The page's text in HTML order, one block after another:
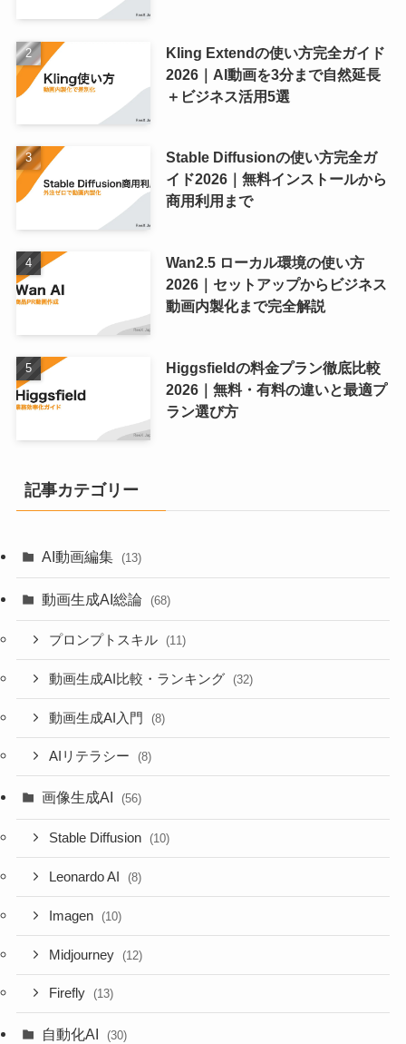
Kling Extendの使い方完全ガイド
2026｜AI動画を3分まで自然延長
＋ビジネス活用5選
Stable Diffusionの使い方完全ガ
イド2026｜無料インストールから
商用利用まで
Wan2.5 ローカル環境の使い方
2026｜セットアップからビジネス
動画内製化まで完全解説
Higgsfieldの料金プラン徹底比較
2026｜無料・有料の違いと最適プ
ラン選び方
記事カテゴリー
AI動画編集 (13)
動画生成AI総論 (68)
プロンプトスキル (11)
動画生成AI比較・ランキング (32)
動画生成AI入門 (8)
AIリテラシー (8)
画像生成AI (56)
Stable Diffusion (10)
Leonardo AI (8)
Imagen (10)
Midjourney (12)
Firefly (13)
自動化AI (30)